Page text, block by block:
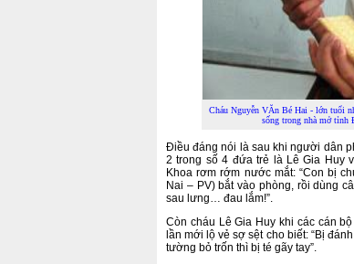
Cháu Nguyễn VĂn Bé Hai - lớn tuổi
sống trong nhà mở tỉnh
Điều đáng nói là sau khi người dân
2 trong số 4 đứa trẻ là Lê Gia Huy
Khoa rơm rớm nước mắt: “Con bị
Nai – PV) bắt vào phòng, rồi dùng
sau lưng… đau lắm!”.
Còn cháu Lê Gia Huy khi các cán
lần mới lộ vẻ sợ sệt cho biết: “Bị
tường bỏ trốn thì bị té gãy tay”.